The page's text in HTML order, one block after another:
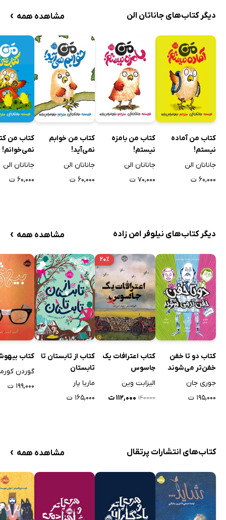
دیگر کتاب‌های جاناتان الن مشاهده همه ›
کتاب من آماده
نیستم!
جاناتان الن
۶۰,۰۰۰ ت
کتاب من بامزه
نیستم!
جاناتان الن
۷۰,۰۰۰ ت
کتاب من خوابم
نمی‌آید!
جاناتان الن
۶۰,۰۰۰ ت
کتاب من
نمی‌خوانم!
جاناتان الن
۶۰,۰۰۰ ت
دیگر کتاب‌های نیلوفر امن زاده مشاهده همه ›
کتاب دو تا خفن
خفن‌تر می‌شوند
جوری جان
۱۹۵,۰۰۰ ت
۲۰٪
کتاب اعترافات یک
جاسوس
الیزابت وین
۱۴۰۰۰۰ ۱۱۲,۰۰۰ ت
کتاب از تابستان تا
تابستان
ماریا پار
۱۶۵,۰۰۰ ت
کتاب
گوردن
۱۹۹,۰۰۰ ت
کتاب‌های انتشارات پرتقال مشاهده همه ›